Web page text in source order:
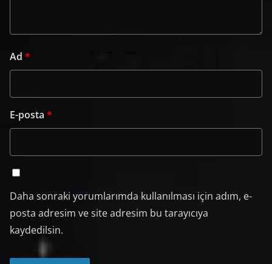
Ad *
E-posta *
Daha sonraki yorumlarımda kullanılması için adım, e-
posta adresim ve site adresim bu tarayıcıya
kaydedilsin.